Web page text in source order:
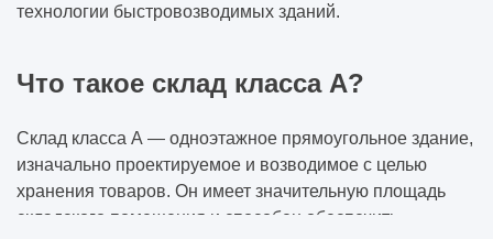
технологии быстровозводимых зданий.
Что такое склад класса А?
Склад класса А ― одноэтажное прямоугольное здание,
изначально проектируемое и возводимое с целью
хранения товаров. Он имеет значительную площадь
складского помещения и способен обеспечить